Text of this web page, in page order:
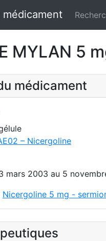
médicament
MYLAN 5
médicament
– Nicergoline
mars 2003 au 5
Nicergoline 5 mg -